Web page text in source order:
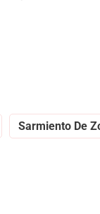
Sarmiento De